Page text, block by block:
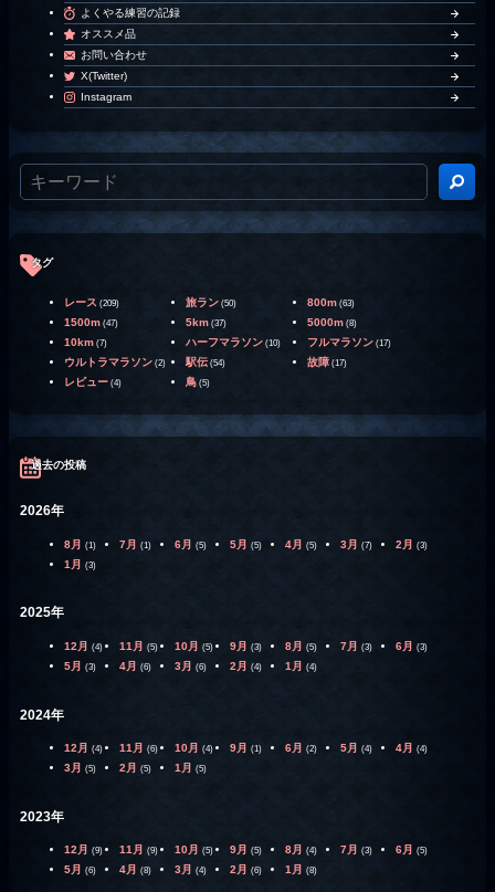
よくやる練習の記録
オススメ品
お問い合わせ
X(Twitter)
Instagram
タグ
レース (209) 旅ラン (50) 800m (63)
1500m (47) 5km (37) 5000m (8)
10km (7) ハーフマラソン (10) フルマラソン (17)
ウルトラマラソン (2) 駅伝 (54) 故障 (17)
レビュー (4) 鳥 (5)
過去の投稿
2026年
8月 (1) 7月 (1) 6月 (5) 5月 (5) 4月 (5) 3月 (7) 2月 (3)
1月 (3)
2025年
12月 (4) 11月 (5) 10月 (5) 9月 (3) 8月 (5) 7月 (3) 6月 (3)
5月 (3) 4月 (6) 3月 (6) 2月 (4) 1月 (4)
2024年
12月 (4) 11月 (6) 10月 (4) 9月 (1) 6月 (2) 5月 (4) 4月 (4)
3月 (5) 2月 (5) 1月 (5)
2023年
12月 (9) 11月 (9) 10月 (5) 9月 (5) 8月 (4) 7月 (3) 6月 (5)
5月 (6) 4月 (8) 3月 (4) 2月 (6) 1月 (8)